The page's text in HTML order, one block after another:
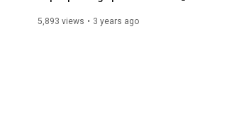
5,893 views 3 years ago